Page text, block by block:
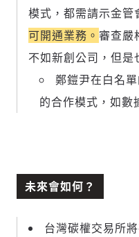
模式，都需請示金管
可開通業務。 審查嚴
不如新創公司，但是
鄭鎧尹在白名
的合作模式，如數
未來會如何？
台灣碳權交易所